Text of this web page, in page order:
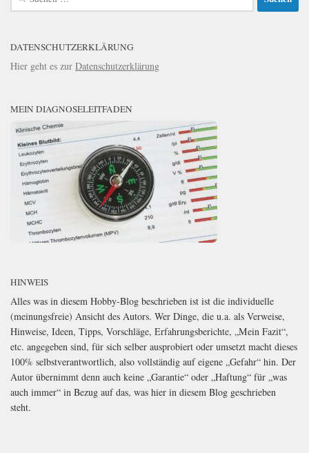
nach:
DATENSCHUTZERKLÄRUNG
Hier geht es zur Datenschutzerklärung
MEIN DIAGNOSELEITFADEN
HINWEIS
Alles was in diesem Hobby-Blog beschrieben ist ist die individuelle
(meinungsfreie) Ansicht des Autors. Wer Dinge, die u.a. als Verweise,
Hinweise, Ideen, Tipps, Vorschläge, Erfahrungsberichte, „Mein Fazit“,
etc. angegeben sind, für sich selber ausprobiert oder umsetzt macht dieses
100% selbstverantwortlich, also vollständig auf eigene „Gefahr“ hin. Der
Autor übernimmt denn auch keine „Garantie“ oder „Haftung“ für „was
auch immer“ in Bezug auf das, was hier in diesem Blog geschrieben
steht.